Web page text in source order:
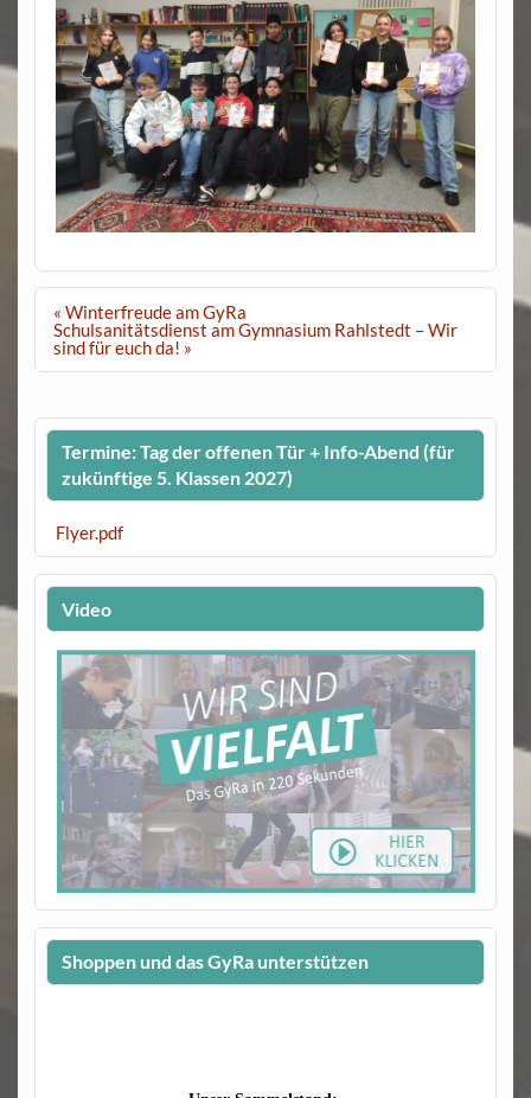
Beitragsnavigation
« Winterfreude am GyRa
Schulsanitätsdienst am Gymnasium Rahlstedt – Wir
sind für euch da! »
Termine: Tag der offenen Tür + Info-Abend (für
zukünftige 5. Klassen 2027)
Flyer.pdf
Video
Shoppen und das GyRa unterstützen